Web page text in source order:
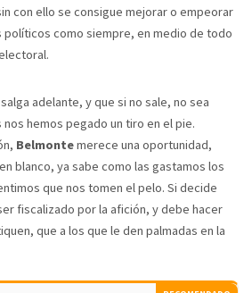
con ello se consigue mejorar o empeorar
políticos como siempre, en medio de todo
salga adelante, y que si no sale, no sea
hemos pegado un tiro en el pie.
Belmontemerece una oportunidad,
blanco, ya sabe como las gastamos los
que nos tomen el pelo. Si decide
fiscalizado por la afición, y debe hacer
que a los que le den palmadas en la